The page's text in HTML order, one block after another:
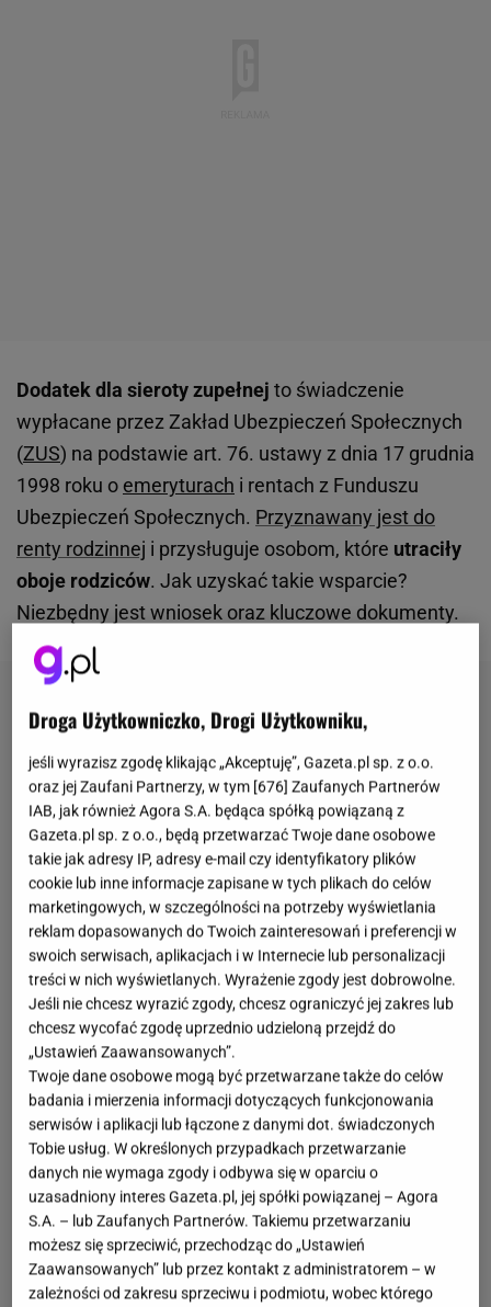
Dodatek dla sieroty zupełnej to świadczenie
wypłacane przez Zakład Ubezpieczeń Społecznych
(ZUS) na podstawie art. 76. ustawy z dnia 17 grudnia
1998 roku o emeryturach i rentach z Funduszu
Ubezpieczeń Społecznych. Przyznawany jest do
renty rodzinnej i przysługuje osobom, które utraciły
oboje rodziców. Jak uzyskać takie wsparcie?
Niezbędny jest wniosek oraz kluczowe dokumenty.
Droga Użytkowniczko, Drogi Użytkowniku,
jeśli wyrazisz zgodę klikając „Akceptuję”, Gazeta.pl sp. z o.o.
oraz jej Zaufani Partnerzy, w tym [676] Zaufanych Partnerów
IAB, jak również Agora S.A. będąca spółką powiązaną z
Gazeta.pl sp. z o.o., będą przetwarzać Twoje dane osobowe
takie jak adresy IP, adresy e-mail czy identyfikatory plików
cookie lub inne informacje zapisane w tych plikach do celów
marketingowych, w szczególności na potrzeby wyświetlania
reklam dopasowanych do Twoich zainteresowań i preferencji w
swoich serwisach, aplikacjach i w Internecie lub personalizacji
treści w nich wyświetlanych. Wyrażenie zgody jest dobrowolne.
Jeśli nie chcesz wyrazić zgody, chcesz ograniczyć jej zakres lub
chcesz wycofać zgodę uprzednio udzieloną przejdź do
„Ustawień Zaawansowanych”.
Twoje dane osobowe mogą być przetwarzane także do celów
badania i mierzenia informacji dotyczących funkcjonowania
serwisów i aplikacji lub łączone z danymi dot. świadczonych
Tobie usług. W określonych przypadkach przetwarzanie
danych nie wymaga zgody i odbywa się w oparciu o
uzasadniony interes Gazeta.pl, jej spółki powiązanej – Agora
S.A. – lub Zaufanych Partnerów. Takiemu przetwarzaniu
możesz się sprzeciwić, przechodząc do „Ustawień
Zaawansowanych” lub przez kontakt z administratorem – w
zależności od zakresu sprzeciwu i podmiotu, wobec którego